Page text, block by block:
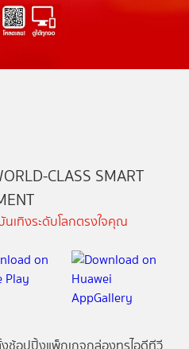
CLASS SMART
เทิงระดับโลกตรงใจคุณ
ช้อปปิ้งแพ็กเกจกล่องทรูไอดีทีวี